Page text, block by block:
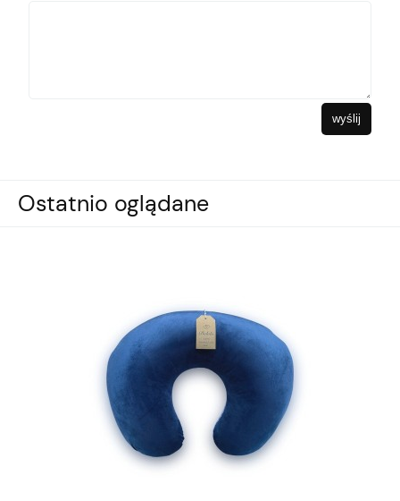
wyślij
Ostatnio oglądane